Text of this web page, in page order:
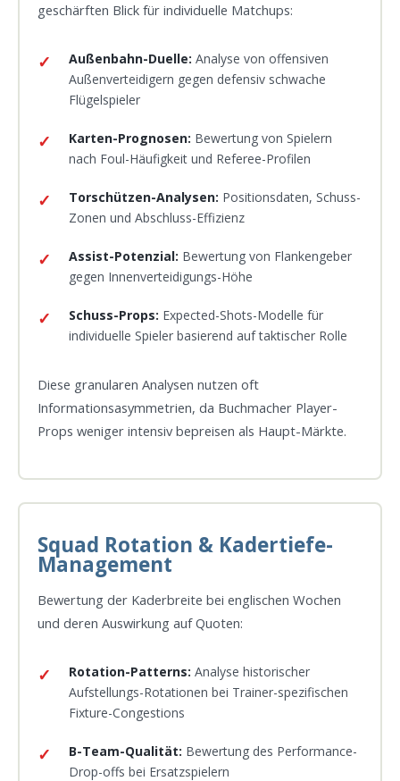
geschärften Blick für individuelle Matchups:
Außenbahn-Duelle: Analyse von offensiven
Außenverteidigern gegen defensiv schwache
Flügelspieler
Karten-Prognosen: Bewertung von Spielern
nach Foul-Häufigkeit und Referee-Profilen
Torschützen-Analysen: Positionsdaten, Schuss-
Zonen und Abschluss-Effizienz
Assist-Potenzial: Bewertung von Flankengeber
gegen Innenverteidigungs-Höhe
Schuss-Props: Expected-Shots-Modelle für
individuelle Spieler basierend auf taktischer Rolle
Diese granularen Analysen nutzen oft
Informationsasymmetrien, da Buchmacher Player-
Props weniger intensiv bepreisen als Haupt-Märkte.
Squad Rotation & Kadertiefe-
Management
Bewertung der Kaderbreite bei englischen Wochen
und deren Auswirkung auf Quoten:
Rotation-Patterns: Analyse historischer
Aufstellungs-Rotationen bei Trainer-spezifischen
Fixture-Congestions
B-Team-Qualität: Bewertung des Performance-
Drop-offs bei Ersatzspielern